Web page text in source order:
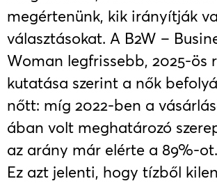
megértenünk, kik irányítják
választásokat. A B2W –
Woman legfrissebb, 2025-ös
kutatása szerint a nők
nőtt: míg 2022-ben a
ában volt meghatározó
az arány már elérte a 89%-ot.
Ez azt jelenti, hogy tízből